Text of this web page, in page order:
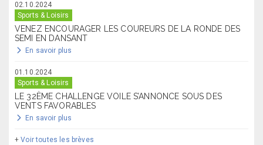
02.10.2024
Sports & Loisirs
VENEZ ENCOURAGER LES COUREURS DE LA RONDE DES
SEMI EN DANSANT
En savoir plus
01.10.2024
Sports & Loisirs
LE 32ÈME CHALLENGE VOILE S’ANNONCE SOUS DES
VENTS FAVORABLES
En savoir plus
+Voir toutes les brèves